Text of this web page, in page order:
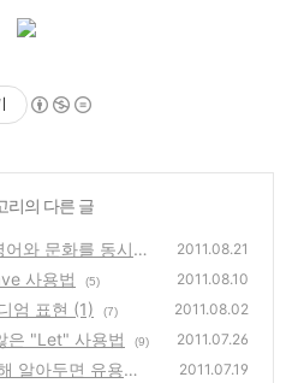
리의 다른 글
와 문화를 동시에
2011.08.21
사용법 (5) 2011.08.10
엄 표현 (1) (7) 2011.08.02
은 "Let" 사용법 (9) 2011.07.26
알아두면 유용할
2011.07.19